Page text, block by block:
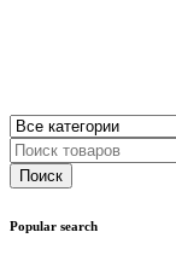
Popular search